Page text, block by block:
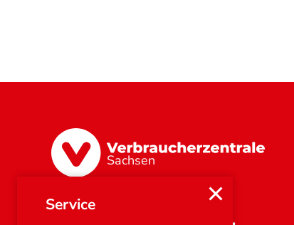
Service
Sachsen